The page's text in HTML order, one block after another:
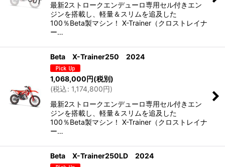
最新2ストロークエンデューロ専用セル付きエン
ジンを搭載し、軽量＆スリムを追及した
100％Beta製マシン！ X-Trainer（クロストレイナ
ー…
Beta X-Trainer250 2024
1,068,000円(税別)
(税込: 1,174,800円)
最新2ストロークエンデューロ専用セル付きエン
ジンを搭載し、軽量＆スリムを追及した
100％Beta製マシン！ X-Trainer（クロストレイナ
ー…
Beta X-Trainer250LD 2024